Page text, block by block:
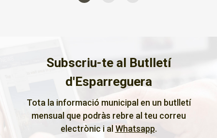
Subscriu-te al Butlletí
d'Esparreguera
Tota la informació municipal en un butlletí
mensual que podràs rebre al teu correu
electrònic i al Whatsapp.